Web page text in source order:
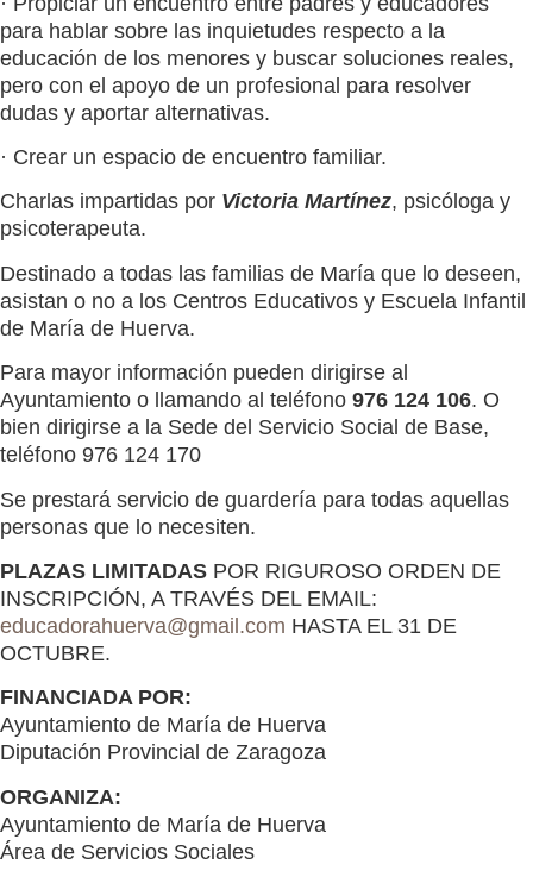
para hablar sobre las inquietudes respecto a la
educación de los menores y buscar soluciones reales,
pero con el apoyo de un profesional para resolver
dudas y aportar alternativas.
· Crear un espacio de encuentro familiar.
Charlas impartidas por Victoria Martínez, psicóloga y
psicoterapeuta.
Destinado a todas las familias de María que lo deseen,
asistan o no a los Centros Educativos y Escuela Infantil
de María de Huerva.
Para mayor información pueden dirigirse al
Ayuntamiento o llamando al teléfono 976 124 106. O
bien dirigirse a la Sede del Servicio Social de Base,
teléfono 976 124 170
Se prestará servicio de guardería para todas aquellas
personas que lo necesiten.
PLAZAS LIMITADAS POR RIGUROSO ORDEN DE
INSCRIPCIÓN, A TRAVÉS DEL EMAIL:
educadorahuerva@gmail.com HASTA EL 31 DE
OCTUBRE.
FINANCIADA POR:
Ayuntamiento de María de Huerva
Diputación Provincial de Zaragoza
ORGANIZA:
Ayuntamiento de María de Huerva
Área de Servicios Sociales